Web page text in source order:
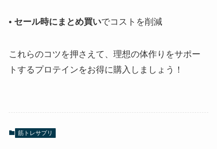
• セール時にまとめ買いでコストを削減
これらのコツを押さえて、理想の体作りをサポー
トするプロテインをお得に購入しましょう！
筋トレサプリ